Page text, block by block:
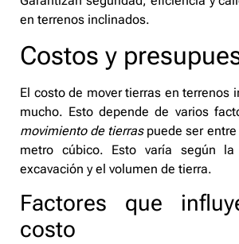
en terrenos inclinados.
Costos y
El costo de mover tierras en terrenos
mucho. Esto depende de varios
movimiento de tierraspuede ser entre
metro cúbico. Esto varía según
excavación y el volumen de tierra.
Factores que
costo